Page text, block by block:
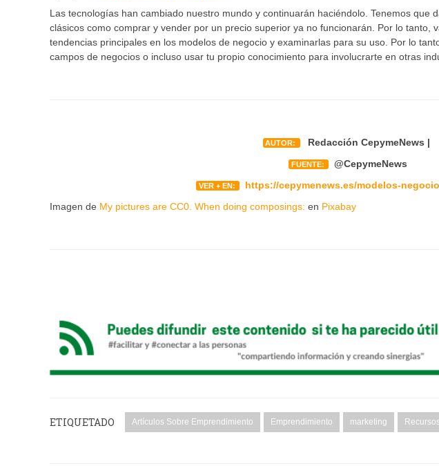
Las tecnologías han cambiado nuestro mundo y continuarán haciéndolo. Tenemos que
clásicos como comprar y vender por un precio superior ya no funcionarán. Por lo tanto,
tendencias principales en los modelos de negocio y examinarlas para su uso. Por lo
campos de negocios o incluso usar tu propio conocimiento para involucrarte en otras
AUTOR: Redacción CepymeNews |
FUENTE: @CepymeNews
VER + EN:
https://cepymenews.es/modelos-
Imagen de My pictures are CC0. When doing composings: en Pixabay
ETIQUETADO Artículos Sobre Emprendimiento Emprendimiento marketing